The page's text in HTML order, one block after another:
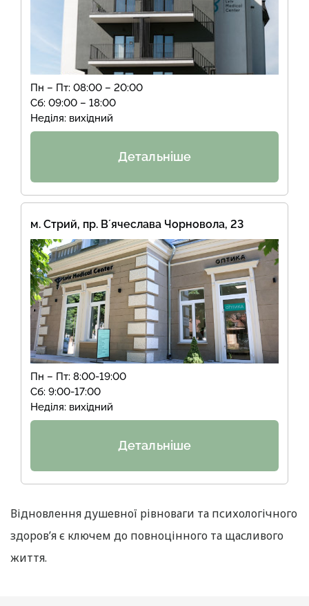
Пн – Пт: 08:00 – 20:00
Сб: 09:00 – 18:00
Неділя: вихідний
Детальніше
м. Стрий, пр. Вʼячеслава Чорновола, 23
Пн – Пт: 8:00-19:00
Сб: 9:00-17:00
Неділя: вихідний
Детальніше
Відновлення душевної рівноваги та психологічного
здоров’я є ключем до повноцінного та щасливого
життя.